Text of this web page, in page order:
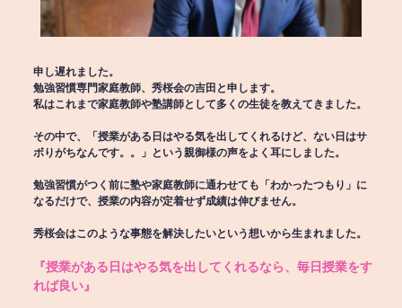
申し遅れました。
勉強習慣専門家庭教師、秀桜会の吉田と申します。
私はこれまで家庭教師や塾講師として多くの生徒を教えてきました。
その中で、「授業がある日はやる気を出してくれるけど、ない日はサ
ボりがちなんです。。」という親御様の声をよく耳にしました。
勉強習慣がつく前に塾や家庭教師に通わせても「わかったつもり」に
なるだけで、授業の内容が定着せず成績は伸びません。
秀桜会はこのような事態を解決したいという想いから生まれました。
『授業がある日はやる気を出してくれるなら、毎日授業をす
れば良い』